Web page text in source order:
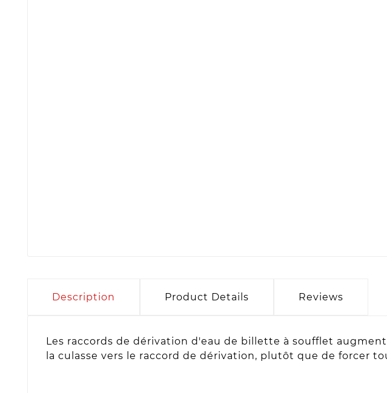
Description Product Details Reviews
Les raccords de dérivation d'eau de billette à soufflet
la culasse vers le raccord de dérivation, plutôt que de forcer